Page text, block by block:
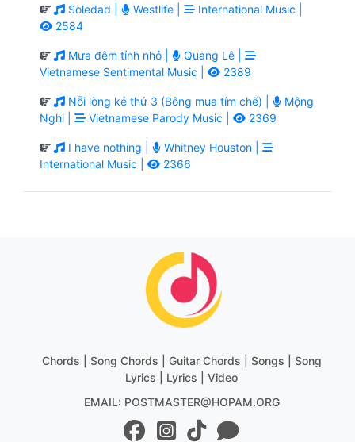
Soledad | Westlife |
International Music |
2584
Mưa đêm tỉnh nhỏ |
Quang Lê |
Vietnamese Sentimental Music |
2389
Nỗi lòng kẻ thứ 3 (Bông mua tím chế) |
Mộng
Nghi |
Vietnamese Parody Music | 2369
I have nothing |
Whitney Houston |
International Music |
2366
Chords | Song Chords | Guitar Chords | Songs | Song
Lyrics | Lyrics | Video
EMAIL: POSTMASTER@HOPAM.ORG